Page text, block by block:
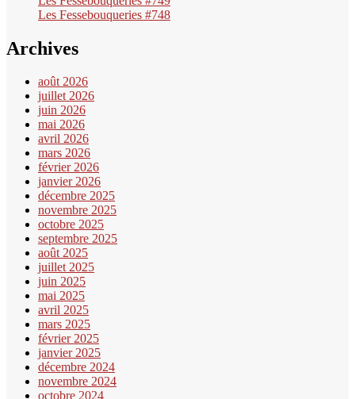
Les Fessebouqueries #748
Archives
août 2026
juillet 2026
juin 2026
mai 2026
avril 2026
mars 2026
février 2026
janvier 2026
décembre 2025
novembre 2025
octobre 2025
septembre 2025
août 2025
juillet 2025
juin 2025
mai 2025
avril 2025
mars 2025
février 2025
janvier 2025
décembre 2024
novembre 2024
octobre 2024